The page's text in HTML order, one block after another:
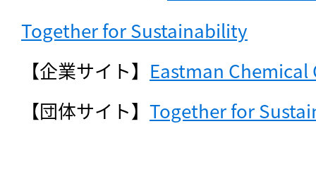
Together for Sustainability
【企業サイト】 Eastman
【団体サイト】 Together for